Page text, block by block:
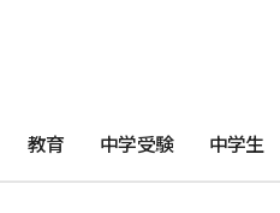
教育 中学受験 中学生